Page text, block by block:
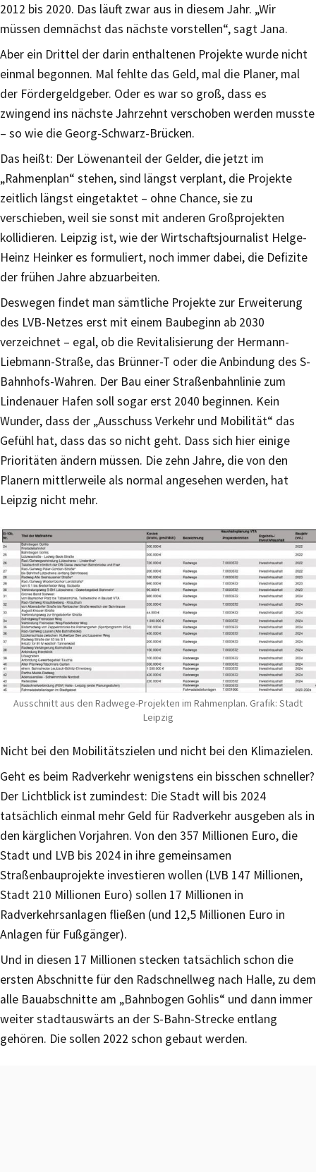
2012 bis 2020. Das läuft zwar aus in diesem Jahr. „Wir
müssen demnächst das nächste vorstellen“, sagt Jana.
Aber ein Drittel der darin enthaltenen Projekte wurde nicht
einmal begonnen. Mal fehlte das Geld, mal die Planer, mal
der Fördergeldgeber. Oder es war so groß, dass es
zwingend ins nächste Jahrzehnt verschoben werden musste
– so wie die Georg-Schwarz-Brücken.
Das heißt: Der Löwenanteil der Gelder, die jetzt im
„Rahmenplan“ stehen, sind längst verplant, die Projekte
zeitlich längst eingetaktet – ohne Chance, sie zu
verschieben, weil sie sonst mit anderen Großprojekten
kollidieren. Leipzig ist, wie der Wirtschaftsjournalist Helge-
Heinz Heinker es formuliert, noch immer dabei, die Defizite
der frühen Jahre abzuarbeiten.
Deswegen findet man sämtliche Projekte zur Erweiterung
des LVB-Netzes erst mit einem Baubeginn ab 2030
verzeichnet – egal, ob die Revitalisierung der Hermann-
Liebmann-Straße, das Brünner-T oder die Anbindung des S-
Bahnhofs-Wahren. Der Bau einer Straßenbahnlinie zum
Lindenauer Hafen soll sogar erst 2040 beginnen. Kein
Wunder, dass der „Ausschuss Verkehr und Mobilität“ das
Gefühl hat, dass das so nicht geht. Dass sich hier einige
Prioritäten ändern müssen. Die zehn Jahre, die von den
Planern mittlerweile als normal angesehen werden, hat
Leipzig nicht mehr.
Ausschnitt aus den Radwege-Projekten im Rahmenplan. Grafik: Stadt
Leipzig
Nicht bei den Mobilitätszielen und nicht bei den Klimazielen.
Geht es beim Radverkehr wenigstens ein bisschen schneller?
Der Lichtblick ist zumindest: Die Stadt will bis 2024
tatsächlich einmal mehr Geld für Radverkehr ausgeben als in
den kärglichen Vorjahren. Von den 357 Millionen Euro, die
Stadt und LVB bis 2024 in ihre gemeinsamen
Straßenbauprojekte investieren wollen (LVB 147 Millionen,
Stadt 210 Millionen Euro) sollen 17 Millionen in
Radverkehrsanlagen fließen (und 12,5 Millionen Euro in
Anlagen für Fußgänger).
Und in diesen 17 Millionen stecken tatsächlich schon die
ersten Abschnitte für den Radschnellweg nach Halle, zu dem
alle Bauabschnitte am „Bahnbogen Gohlis“ und dann immer
weiter stadtauswärts an der S-Bahn-Strecke entlang
gehören. Die sollen 2022 schon gebaut werden.